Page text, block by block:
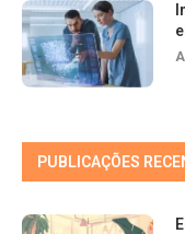
PUBLICAÇÕES